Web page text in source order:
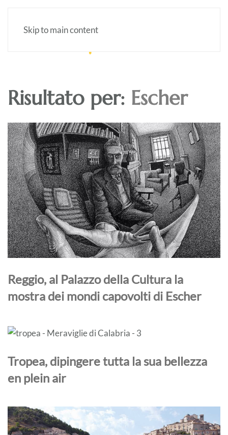
Skip to main content
Risultato per: Escher
Reggio, al Palazzo della Cultura la
mostra dei mondi capovolti di Escher
Tropea, dipingere tutta la sua bellezza
en plein air